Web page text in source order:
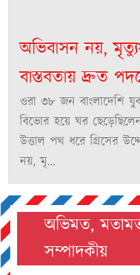
অভিবাসন নয়,
বাস্তবতায় দ্রুত
ওরা ৩৮ জন বাংলাদেশি
বিভোর হয়ে ঘর
উত্তাল পথ ধরে গ্রিসের
নয়, মৃ...
অভিমত,
সম্পাদকীয়